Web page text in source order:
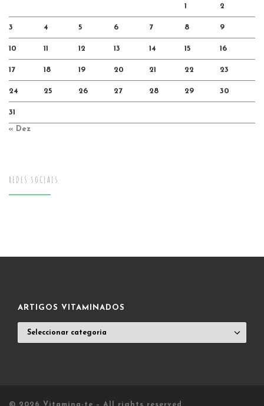
1 2
3 4 5 6 7 8 9
10 11 12 13 14 15 16
17 18 19 20 21 22 23
24 25 26 27 28 29 30
31
« Dez
REDES SOCIAIS
ARTIGOS VITAMINADOS
VITAMINADOS